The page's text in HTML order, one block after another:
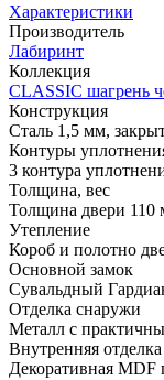
Характеристики
Производитель
Лабиринт
Коллекция
CLASSIC шагрень
Конструкция
Сталь 1,5 мм,
Контуры
3 контура
Толщина, вес
Толщина двери 110
Утепление
Короб и полотно
Основной замок
Сувальдный
Отделка снаружи
Металл с
Внутренняя отделка
Декоративная